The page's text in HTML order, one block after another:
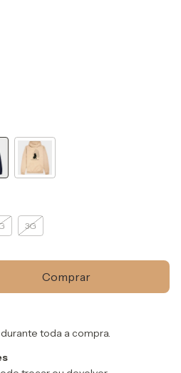
3G
toda a compra.